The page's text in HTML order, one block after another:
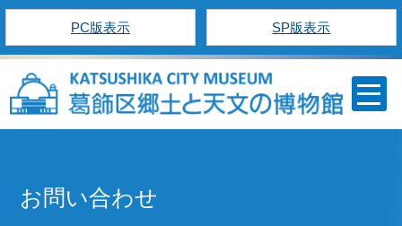
PC版表示 SP版表示
お問い合わせ